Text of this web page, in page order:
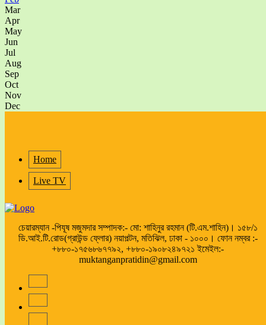
Mar
Apr
May
Jun
Jul
Aug
Sep
Oct
Nov
Dec
Home
Live TV
চেয়ারম্যান -পিযূষ মজুমদার সম্পাদক:- মো: শাহিনুর রহমান (টি.এম.শাহিন)। ১৫৮/১
ডি.আই.টি.রোড(গ্রাউন্ড ফ্লোর) নয়াপল্টন, মতিঝিল, ঢাকা - ১০০০। ফোন নম্বর :-
+৮৮০-১৭৫৬৮৬৭৭৯২, +৮৮০-১৯০৮২৪৯৭২১ ইমেইল:-
muktanganpratidin@gmail.com